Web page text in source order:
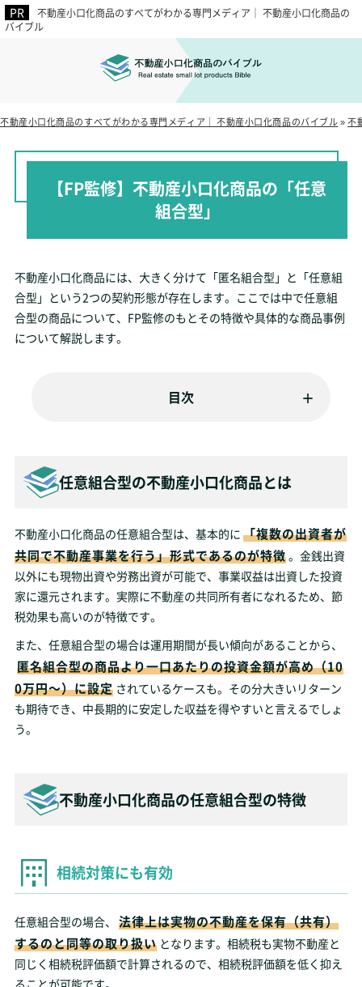
不動産小口化商品のすべてがわかる専門メディア｜ 不動産小口化商品の
バイブル
不動産小口化商品のすべてがわかる専門メディア｜ 不動産小口化商品のバイブル»不
【FP監修】不動産小口化商品の「任意
組合型」
不動産小口化商品には、大きく分けて「匿名組合型」と「任意組
合型」という2つの契約形態が存在します。ここでは中で任意組
合型の商品について、FP監修のもとその特徴や具体的な商品事例
について解説します。
目次
任意組合型の不動産小口化商品とは
不動産小口化商品の任意組合型は、基本的に 「複数の出資者が
共同で不動産事業を行う」形式であるのが特徴。金銭出資
以外にも現物出資や労務出資が可能で、事業収益は出資した投資
家に還元されます。実際に不動産の共同所有者になれるため、節
税効果も高いのが特徴です。
また、任意組合型の場合は運用期間が長い傾向があることから、
匿名組合型の商品より一口あたりの投資金額が高め（10
0万円～）に設定 されているケースも。その分大きいリターン
も期待でき、中長期的に安定した収益を得やすいと言えるでしょ
う。
不動産小口化商品の任意組合型の特徴
相続対策にも有効
任意組合型の場合、
法律上は実物の不動産を保有（共有）
するのと同等の取り扱い となります。相続税も実物不動産と
同じく相続税評価額で計算されるので、相続税評価額を低く抑え
ることが可能です。